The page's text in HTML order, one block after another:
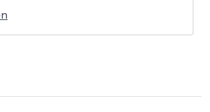
und wie diese Werke geschützt
das längst nicht nur Juristen,